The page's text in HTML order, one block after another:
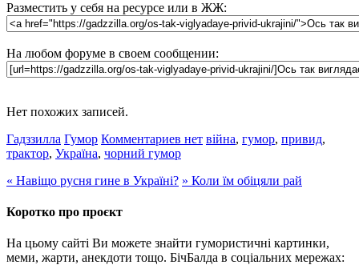
Разместить у себя на ресурсе или в ЖЖ:
На любом форуме в своем сообщении:
Нет похожих записей.
Гадззилла Гумор Комментариев нет війна, гумор, привид,
трактор, Україна, чорний гумор
« Навіщо русня гине в Україні? » Коли їм обіцяли рай
Коротко про проєкт
На цьому сайті Ви можете знайти гумористичні картинки,
меми, жарти, анекдоти тощо. БічБалда в соціальних мережах: